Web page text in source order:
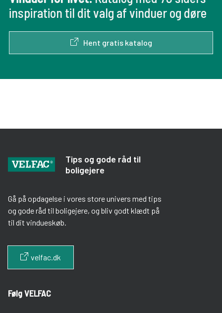
inspiration til dit valg af vinduer og døre
Hent gratis katalog
Tips og gode råd til
boligejere
Gå på opdagelse i vores store univers med tips
og gode råd til boligejere, og bliv godt klædt på
til dit vindueskøb.
velfac.dk
Følg VELFAC